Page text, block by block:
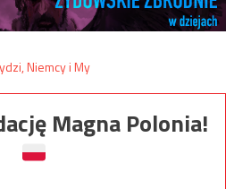
Magna Polonia!